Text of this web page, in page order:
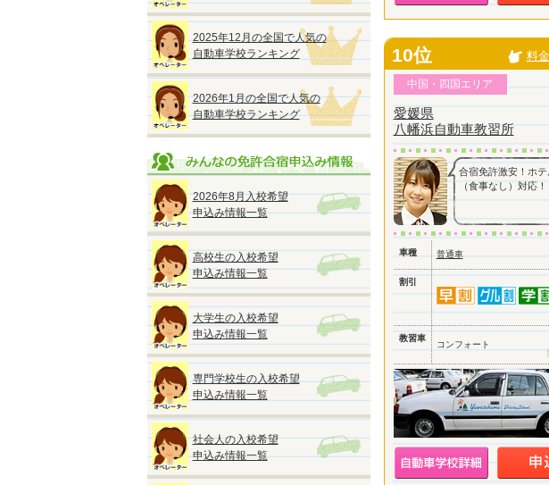
2025年12月の全国で人気の
自動車学校ランキング
2026年1月の全国で人気の
自動車学校ランキング
2026年8月入校希望
申込み情報一覧
高校生の入校希望
申込み情報一覧
大学生の入校希望
申込み情報一覧
専門学校生の入校希望
申込み情報一覧
社会人の入校希望
申込み情報一覧
10位 料
中国・四国エリア
愛媛県
八幡浜自動車教習所
合宿免許激安！ホテ
（食事なし）対応！
車種 普通車
割引
教習車
コンフォート